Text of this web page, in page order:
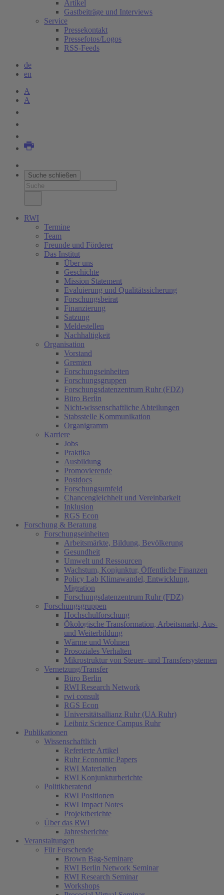
Artikel
Gastbeiträge und Interviews
Service
Pressekontakt
Pressefotos/Logos
RSS-Feeds
de
en
A
A
Suche schließen
RWI
Termine
Team
Freunde und Förderer
Das Institut
Über uns
Geschichte
Mission Statement
Evaluierung und Qualitätssicherung
Forschungsbeirat
Finanzierung
Satzung
Meldestellen
Nachhaltigkeit
Organisation
Vorstand
Gremien
Forschungseinheiten
Forschungsgruppen
Forschungsdatenzentrum Ruhr (FDZ)
Büro Berlin
Nicht-wissenschaftliche Abteilungen
Stabsstelle Kommunikation
Organigramm
Karriere
Jobs
Praktika
Ausbildung
Promovierende
Postdocs
Forschungsumfeld
Chancengleichheit und Vereinbarkeit
Inklusion
RGS Econ
Forschung & Beratung
Forschungseinheiten
Arbeitsmärkte, Bildung, Bevölkerung
Gesundheit
Umwelt und Ressourcen
Wachstum, Konjunktur, Öffentliche Finanzen
Policy Lab Klimawandel, Entwicklung,
Migration
Forschungsdatenzentrum Ruhr (FDZ)
Forschungsgruppen
Hochschulforschung
Ökologische Transformation, Arbeitsmarkt, Aus-
und Weiterbildung
Wärme und Wohnen
Prosoziales Verhalten
Mikrostruktur von Steuer- und Transfersystemen
Vernetzung/Transfer
Büro Berlin
RWI Research Network
rwi consult
RGS Econ
Universitätsallianz Ruhr (UA Ruhr)
Leibniz Science Campus Ruhr
Publikationen
Wissenschaftlich
Referierte Artikel
Ruhr Economic Papers
RWI Materialien
RWI Konjunkturberichte
Politikberatend
RWI Positionen
RWI Impact Notes
Projektberichte
Über das RWI
Jahresberichte
Veranstaltungen
Für Forschende
Brown Bag-Seminare
RWI Berlin Network Seminar
RWI Research Seminar
Workshops